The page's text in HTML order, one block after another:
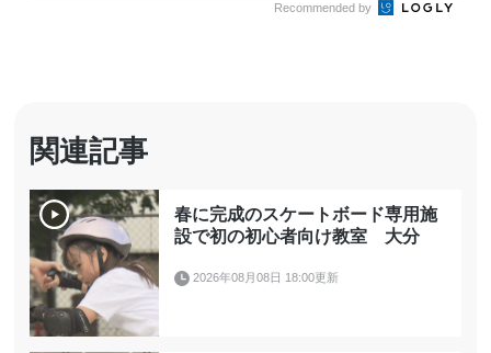
Recommended by
関連記事
春に完成のスケートボード専用施
設で初の初心者向け教室 大分
2026年08月08日 18:00更新